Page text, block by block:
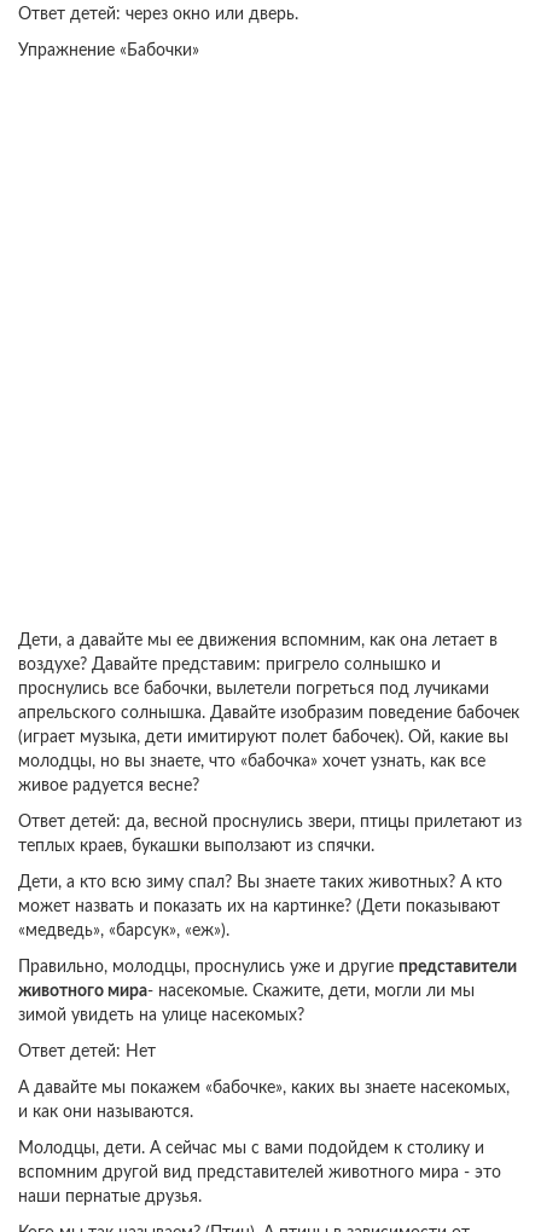
Ответ детей: через окно или дверь.
Упражнение «Бабочки»
Дети, а давайте мы ее движения вспомним, как она летает в
воздухе? Давайте представим: пригрело солнышко и
проснулись все бабочки, вылетели погреться под лучиками
апрельского солнышка. Давайте изобразим поведение бабочек
(играет музыка, дети имитируют полет бабочек). Ой, какие вы
молодцы, но вы знаете, что «бабочка» хочет узнать, как все
живое радуется весне?
Ответ детей: да, весной проснулись звери, птицы прилетают из
теплых краев, букашки выползают из спячки.
Дети, а кто всю зиму спал? Вы знаете таких животных? А кто
может назвать и показать их на картинке? (Дети показывают
«медведь», «барсук», «еж»).
Правильно, молодцы, проснулись уже и другие представители
животного мира- насекомые. Скажите, дети, могли ли мы
зимой увидеть на улице насекомых?
Ответ детей: Нет
А давайте мы покажем «бабочке», каких вы знаете насекомых,
и как они называются.
Молодцы, дети. А сейчас мы с вами подойдем к столику и
вспомним другой вид представителей животного мира - это
наши пернатые друзья.